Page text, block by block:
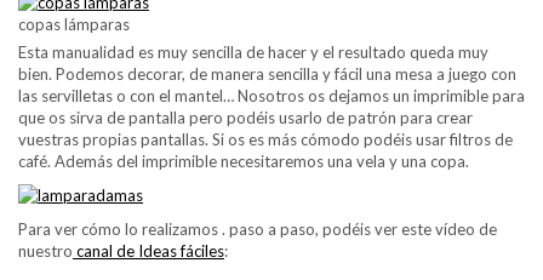
copas lámparas
Esta manualidad es muy sencilla de hacer y el resultado queda muy
bien. Podemos decorar, de manera sencilla y fácil una mesa a juego con
las servilletas o con el mantel… Nosotros os dejamos un imprimible para
que os sirva de pantalla pero podéis usarlo de patrón para crear
vuestras propias pantallas. Si os es más cómodo podéis usar filtros de
café. Además del imprimible necesitaremos una vela y una copa.
Para ver cómo lo realizamos . paso a paso, podéis ver este vídeo de
nuestro canal de Ideas fáciles: